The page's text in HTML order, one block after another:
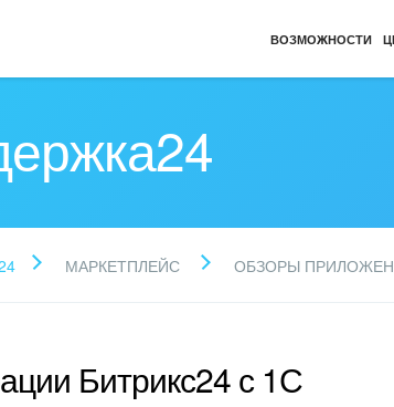
ВОЗМОЖНОСТИ
МАРКЕТПЛЕЙС ОБЗОРЫ
Битрикс24 с 1С